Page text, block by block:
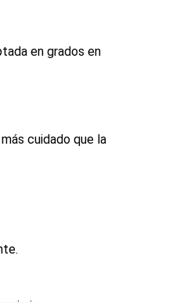
en grados en
cuidado que la